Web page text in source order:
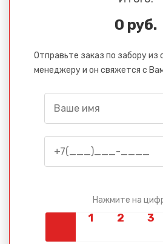
0 руб.
Отправьте заказ по забору из
менеджеру и он свяжется с
Нажмите на